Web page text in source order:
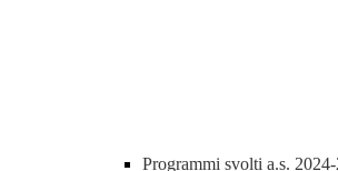
Programmi svolti a.s.